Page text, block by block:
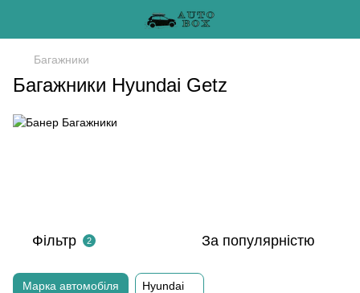
Багажники
Багажники Hyundai Getz
Фільтр 2 За популярністю
Марка автомобіля Hyundai